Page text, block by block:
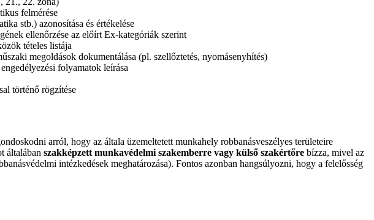
felmérése
stb.) azonosítása és értékelése
ellenőrzése az előírt Ex-kategóriák szerint
tételes listája
megoldások dokumentálása (pl. szellőztetés, nyomásenyhítés)
folyamatok leírása
történő rögzítése
arról, hogy az általa üzemeltetett munkahely robbanásveszélyes területeire
általában szakképzett munkavédelmi szakemberre vagy külső szakértőre bízza, mivel az
intézkedések meghatározása). Fontos azonban hangsúlyozni, hogy a felelősség